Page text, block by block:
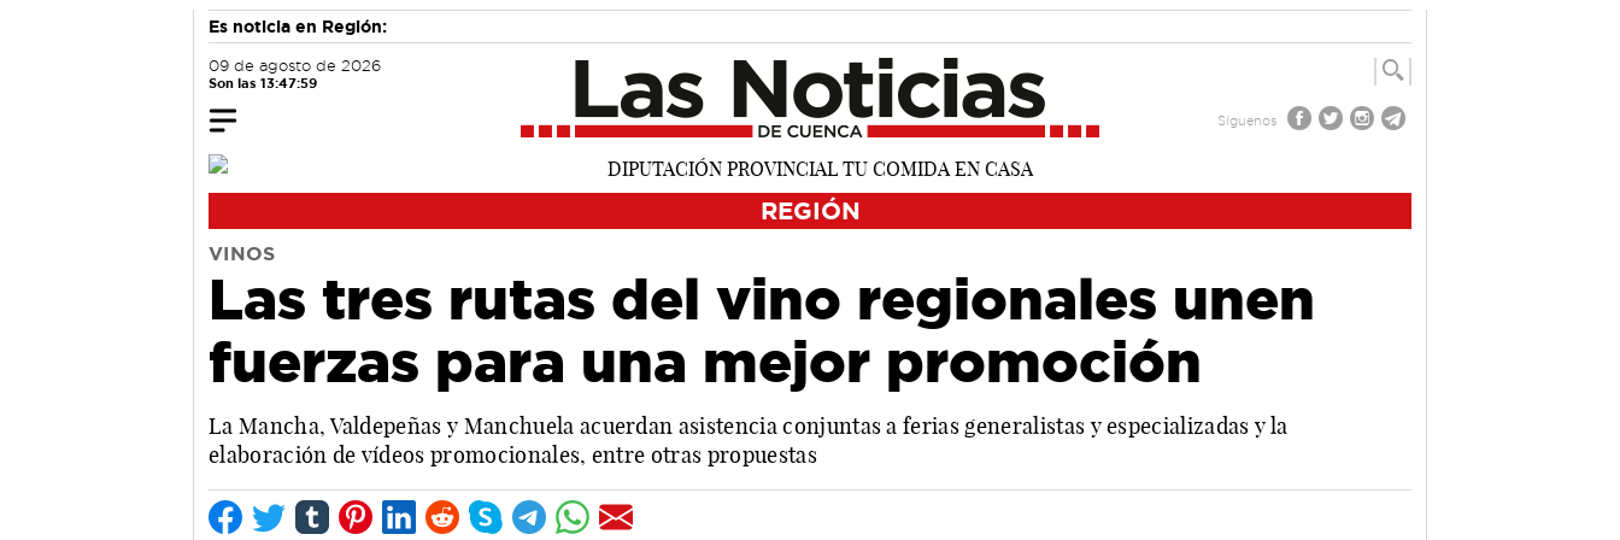
Es noticia en Región:
09 de agosto de 2026
Son las 13:48:00
Síguenos
REGIÓN
VINOS
Las tres rutas del vino regionales unen
fuerzas para una mejor promoción
La Mancha, Valdepeñas y Manchuela acuerdan asistencia conjuntas a ferias generalistas y especializadas y la
elaboración de vídeos promocionales, entre otras propuestas